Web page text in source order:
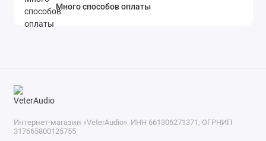
Много способов оплаты
Интернет-магазин «VeterAudio». ИНН 661306271371, ОГРНИП
317665800125755